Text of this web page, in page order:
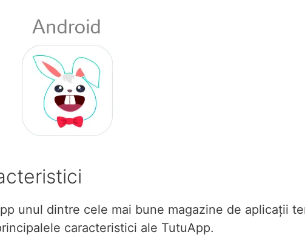
unul dintre cele mai bune magazine de aplicații
caracteristici ale TutuApp.